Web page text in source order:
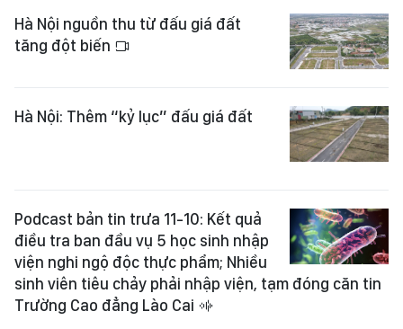
Hà Nội nguồn thu từ đấu giá đất
tăng đột biến
Hà Nội: Thêm “kỷ lục” đấu giá đất
Podcast bản tin trưa 11-10: Kết quả
điều tra ban đầu vụ 5 học sinh nhập
viện nghi ngộ độc thực phẩm; Nhiều
sinh viên tiêu chảy phải nhập viện, tạm đóng căn tin
Trường Cao đẳng Lào Cai